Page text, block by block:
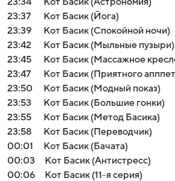
23:37
Кот Басик (Йога)
23:39
Кот Басик (Спокойной ночи)
23:42
Кот Басик (Мыльные пузыри)
23:45
Кот Басик (Массажное
23:47
Кот Басик (Приятного
23:50
Кот Басик (Модный показ)
23:53
Кот Басик (Большие гонки)
23:55
Кот Басик (Метод Басика)
23:58
Кот Басик (Переводчик)
00:01
Кот Басик (Бачата)
00:03
Кот Басик (Антистресс)
00:06
Кот Басик (11-я серия)